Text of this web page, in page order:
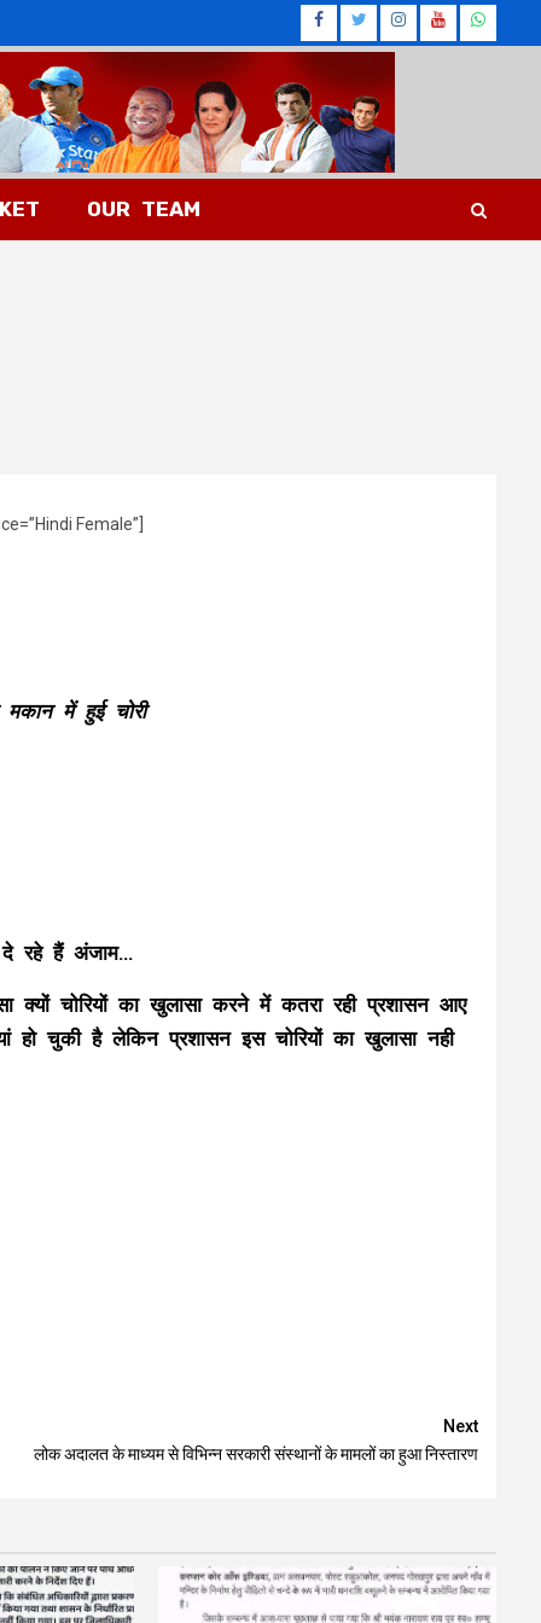
Facebook
Twitter
Instagram
OUR TEAM
Female”]
में हुई चोरी
दे रहे हैं अंजाम…
चोरियों का खुलासा करने में कतरा रही प्रशासन आए
हो चुकी है लेकिन प्रशासन इस चोरियों का खुलासा नही
Next
लोक अदालत के माध्यम से विभिन्न सरकारी संस्थानों के मामलों का हुआ निस्तारण